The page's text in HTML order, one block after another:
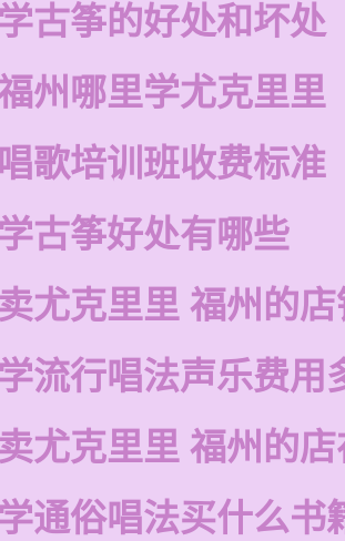
学古筝的好处和坏处
州哪里学尤克里里
唱歌培训班收费标准
学古筝好处有哪些
卖尤克里里 福州的
学流行唱法声乐费用
卖尤克里里 福州的
学通俗唱法买什么书